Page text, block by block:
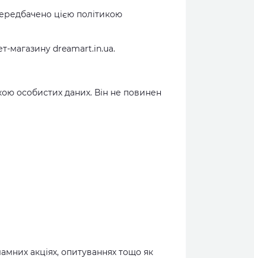
цією політикою
магазину dreamart.in.ua.
особистих даних. Він не повинен
акціях, опитуваннях тощо як